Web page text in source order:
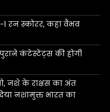
रन स्कोरर, कहा वैभव
पुराने कंटेस्टेंट्स की होगी
नशे के राक्षस का अंत
नशामुक्त भारत का